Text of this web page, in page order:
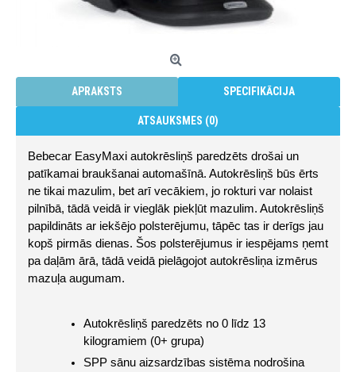
APRAKSTS SPECIFIKĀCIJA
ATSAUKSMES (0)
Bebecar EasyMaxi autokrēsliņš paredzēts drošai un
patīkamai braukšanai automašīnā. Autokrēsliņš būs ērts
ne tikai mazulim, bet arī vecākiem, jo rokturi var nolaist
pilnībā, tādā veidā ir vieglāk piekļūt mazulim. Autokrēsliņš
papildināts ar iekšējo polsterējumu, tāpēc tas ir derīgs jau
kopš pirmās dienas. Šos polsterējumus ir iespējams ņemt
pa daļām ārā, tādā veidā pielāgojot autokrēsliņa izmērus
mazuļa augumam.
Autokrēsliņš paredzēts no 0 līdz 13
kilogramiem (0+ grupa)
SPP sānu aizsardzības sistēma nodrošina